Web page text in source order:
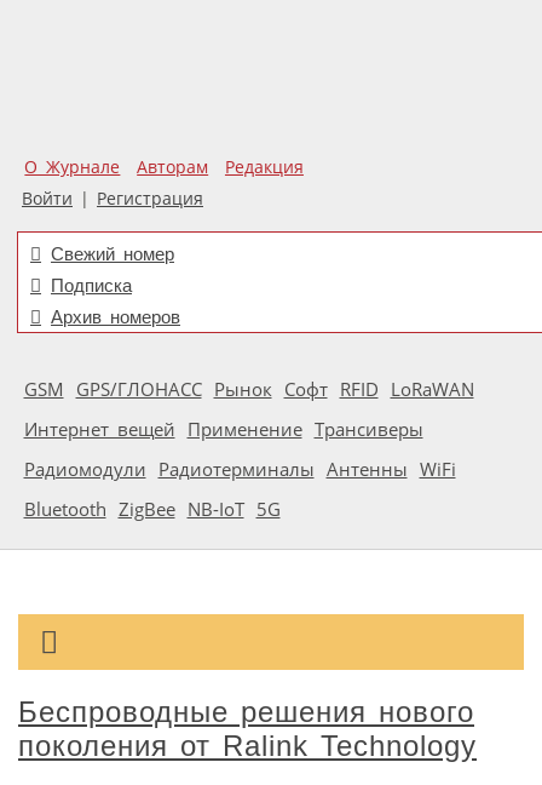
О Журнале Авторам
Редакция
Войти | Регистрация
Свежий номер
Подписка
Архив номеров
GSM GPS/ГЛОНАСС Рынок Софт RFID LoRaWAN
Интернет вещей Применение Трансиверы
Радиомодули Радиотерминалы Антенны WiFi
Bluetooth ZigBee NB-IoT 5G
Беспроводные решения нового
поколения от Ralink Technology